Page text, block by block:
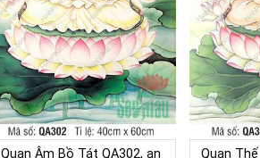
Quan Âm Bồ Tát QA302, an
Quan